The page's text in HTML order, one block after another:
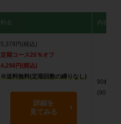
料金 内容量
5,378円(税込)
定期コース20％オフ
4,298円(税込)
※送料無料(定期回数の縛りなし)
詳細を
見てみる
90粒
(90日分)